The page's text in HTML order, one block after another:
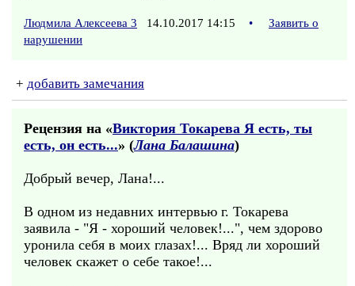
Людмила Алексеева 3 14.10.2017 14:15 •
Заявить о
нарушении
+ добавить замечания
Рецензия на «Виктория Токарева Я есть, ты
есть, он есть...» (Лана Балашина)
Добрый вечер, Лана!...
В одном из недавних интервью г. Токарева
заявила - "Я - хороший человек!...", чем здорово
уронила себя в моих глазах!... Вряд ли хороший
человек скажет о себе такое!...